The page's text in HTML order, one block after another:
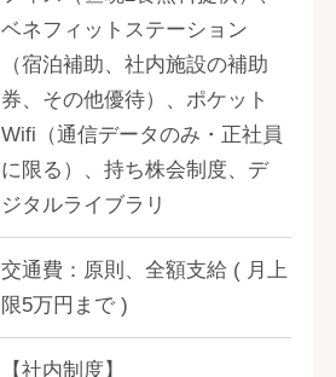
ベネフィットステーション
（宿泊補助、社内施設の補助
券、その他優待）、ポケット
Wifi（通信データのみ・正社員
に限る）、持ち株会制度、デ
ジタルライブラリ
交通費：原則、全額支給 ( 月上
限5万円まで )
【社内制度】